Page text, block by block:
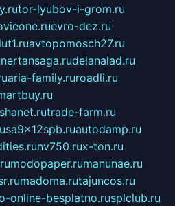
tor-lyubov-i-grom.ru
evro-dez.ru
avtopomosch27.ru
nertansaga.rudelanalad.ru
aria-family.ruroadli.ru
trade-farm.ru
autodamp.ru
nv750.rux-ton.ru
modopaper.rumanunae.ru
madoma.rutajuncos.ru
online-besplatno.rusplclub.ru